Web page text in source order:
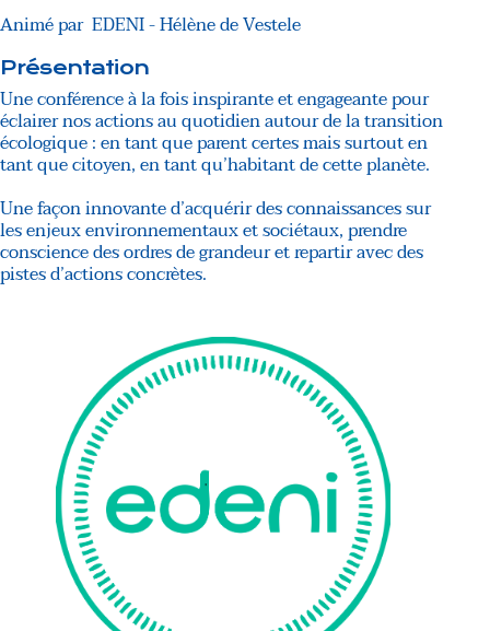
Animé par EDENI - Hélène de Vestele
Présentation
Une conférence à la fois inspirante et engageante pour
éclairer nos actions au quotidien autour de la transition
écologique : en tant que parent certes mais surtout en
tant que citoyen, en tant qu’habitant de cette planète.
Une façon innovante d’acquérir des connaissances sur
les enjeux environnementaux et sociétaux, prendre
conscience des ordres de grandeur et repartir avec des
pistes d’actions concrètes.